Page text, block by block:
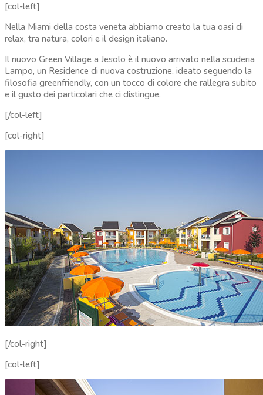
[col-left]
Nella Miami della costa veneta abbiamo creato la tua oasi di
relax, tra natura, colori e il design italiano.
Il nuovo Green Village a Jesolo è il nuovo arrivato nella scuderia
Lampo, un Residence di nuova costruzione, ideato seguendo la
filosofia greenfriendly, con un tocco di colore che rallegra subito
e il gusto dei particolari che ci distingue.
[/col-left]
[col-right]
[/col-right]
[col-left]